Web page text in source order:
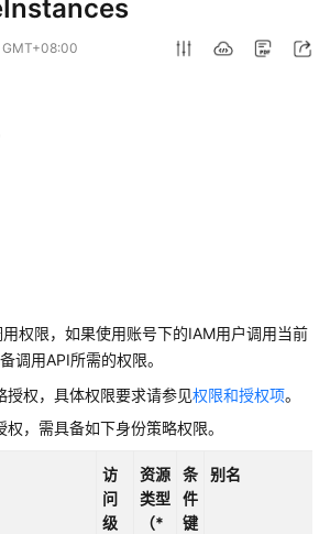
权限，如果使用账号下的IAM用户调用当前
调用API所需的权限。
授权，具体权限要求请参见权限和授权项。
，需具备如下身份策略权限。
访
问
级
资源
类型
（*
条
件
键
别名